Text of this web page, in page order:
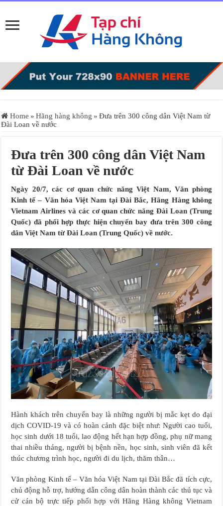
Home » Hãng hàng không » Đưa trên 300 công dân Việt Nam từ
Đài Loan về nước
Đưa trên 300 công dân Việt Nam
từ Đài Loan về nước
Ngày 20/7, các cơ quan chức năng Việt Nam, Văn phòng
Kinh tế – Văn hóa Việt Nam tại Đài Bắc, Hãng Hàng không
Vietnam Airlines và các cơ quan chức năng Đài Loan (Trung
Quốc) đã phối hợp thực hiện chuyến bay đưa trên 300 công
dân Việt Nam từ Đài Loan (Trung Quốc) về nước.
Hành khách trên chuyến bay là những người bị mắc kẹt do đại
dịch COVID-19 và có hoàn cảnh đặc biệt như: Người cao tuổi,
học sinh dưới 18 tuổi, lao động hết hạn hợp đồng, phụ nữ mang
thai nhiều tháng, người bị bệnh nền, học sinh, sinh viên đã kết
thúc chương trình học, người đi du lịch, thăm thân…
Văn phòng Kinh tế – Văn hóa Việt Nam tại Đài Bắc đã tích cực,
chủ động hỗ trợ, hướng dẫn công dân hoàn thành các thủ tục và
cử cán bộ trực tiếp phối hợp với Hãng Hàng không Vietnam